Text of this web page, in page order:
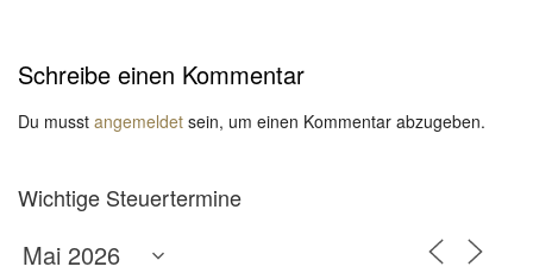
Schreibe einen Kommentar
Du musst angemeldet sein, um einen Kommentar abzugeben.
Wichtige Steuertermine